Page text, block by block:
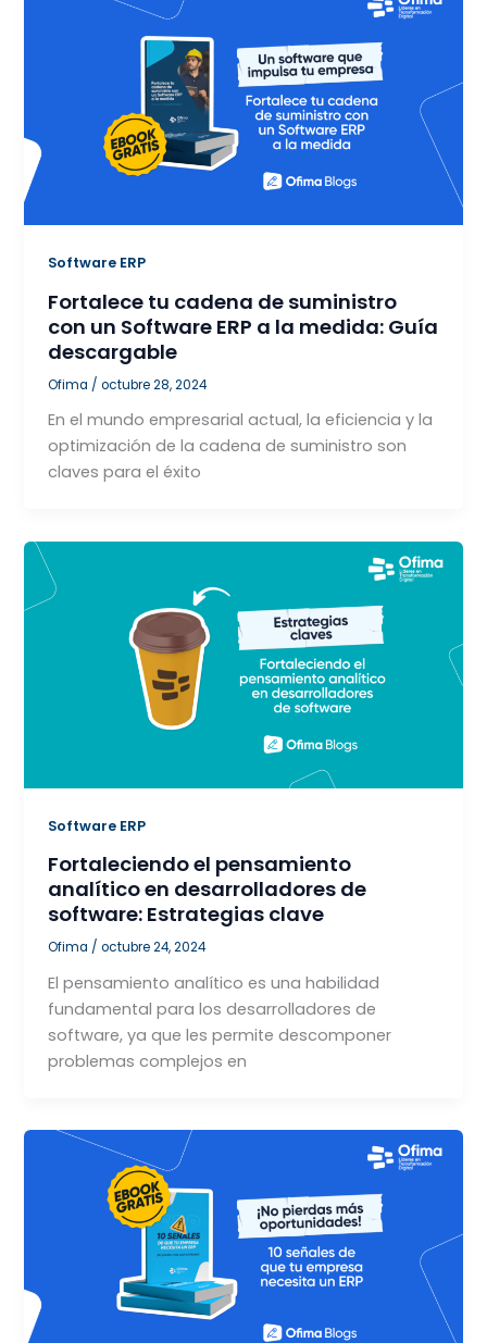
Software ERP
Fortalece tu cadena de suministro
con un Software ERP a la medida: Guía
descargable
Ofima /octubre 28, 2024
En el mundo empresarial actual, la eficiencia y la
optimización de la cadena de suministro son
claves para el éxito
Software ERP
Fortaleciendo el pensamiento
analítico en desarrolladores de
software: Estrategias clave
Ofima /octubre 24, 2024
El pensamiento analítico es una habilidad
fundamental para los desarrolladores de
software, ya que les permite descomponer
problemas complejos en